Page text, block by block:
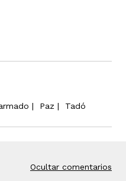
| Paz | Tadó
Ocultar comentarios